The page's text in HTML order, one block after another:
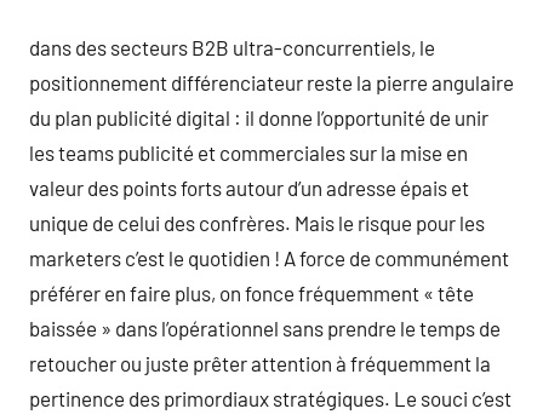
dans des secteurs B2B ultra-concurrentiels, le
positionnement différenciateur reste la pierre angulaire
du plan publicité digital : il donne l’opportunité de unir
les teams publicité et commerciales sur la mise en
valeur des points forts autour d’un adresse épais et
unique de celui des confrères. Mais le risque pour les
marketers c’est le quotidien ! A force de communément
préférer en faire plus, on fonce fréquemment « tête
baissée » dans l’opérationnel sans prendre le temps de
retoucher ou juste prêter attention à fréquemment la
pertinence des primordiaux stratégiques. Le souci c’est